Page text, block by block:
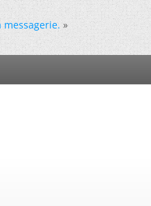
messagerie. »